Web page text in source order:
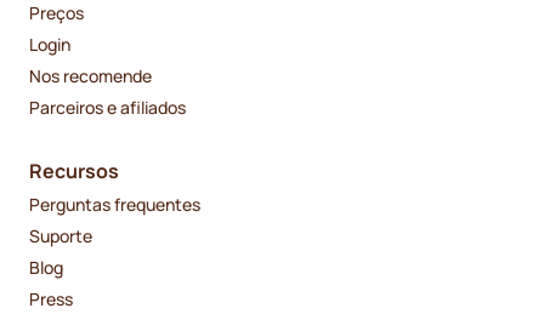
Preços
Login
Nos recomende
Parceiros e afiliados
Recursos
Perguntas frequentes
Suporte
Blog
Press